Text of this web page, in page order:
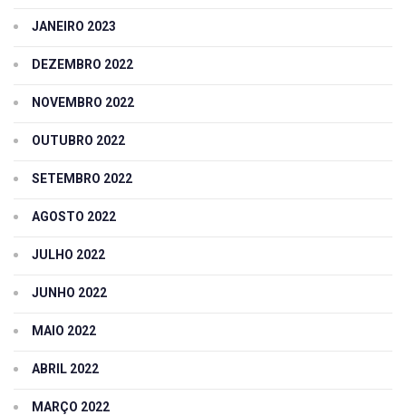
JANEIRO 2023
DEZEMBRO 2022
NOVEMBRO 2022
OUTUBRO 2022
SETEMBRO 2022
AGOSTO 2022
JULHO 2022
JUNHO 2022
MAIO 2022
ABRIL 2022
MARÇO 2022